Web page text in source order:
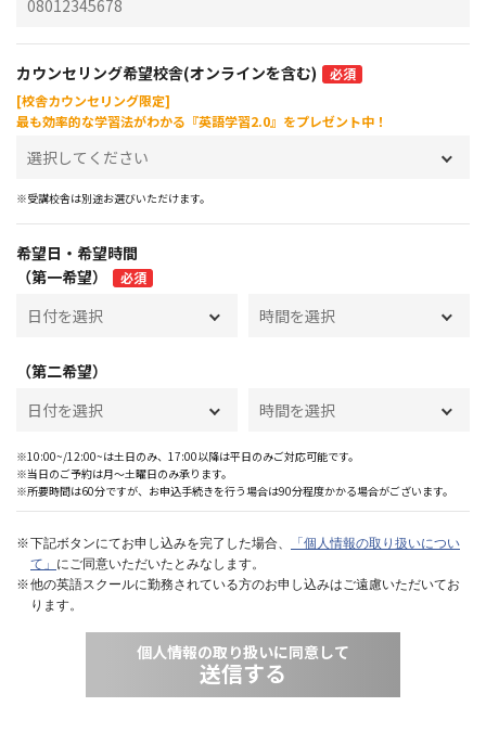
カウンセリング希望校舎(オンラインを含む)
必須
[校舎カウンセリング限定]
最も効率的な学習法がわかる『英語学習2.0』をプレゼント中！
※受講校舎は別途お選びいただけます。
希望日・希望時間
（第一希望）
必須
（第二希望）
※10:00~/12:00~は土日のみ、17:00以降は平日のみご対応可能です。
※当日のご予約は月〜土曜日のみ承ります。
※所要時間は60分ですが、お申込手続きを行う場合は90分程度かかる場合がございます。
下記ボタンにてお申し込みを完了した場合、
「個人情報の取り扱いについ
て」 にご同意いただいたとみなします。
他の英語スクールに勤務されている方のお申し込みはご遠慮いただいてお
ります。
個人情報の取り扱いに同意して
送信する